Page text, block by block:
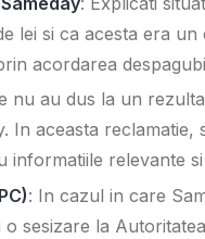
lei si ca acesta era
acordarea
nu au dus la un
In aceasta reclamatie,
relevante
: In cazul in care
sesizare la